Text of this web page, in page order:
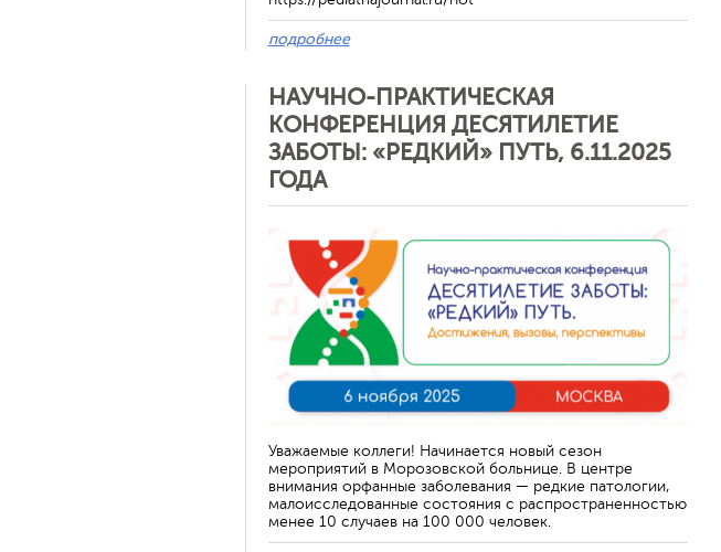
подробнее
НАУЧНО-ПРАКТИЧЕСКАЯ
КОНФЕРЕНЦИЯ ДЕСЯТИЛЕТИЕ
ЗАБОТЫ: «РЕДКИЙ» ПУТЬ, 6.11.2025
ГОДА
Уважаемые коллеги! Начинается новый сезон
мероприятий в Морозовской больнице. В центре
внимания орфанные заболевания — редкие патологии,
малоисследованные состояния с распространенностью
менее 10 случаев на 100 000 человек.
Отменить